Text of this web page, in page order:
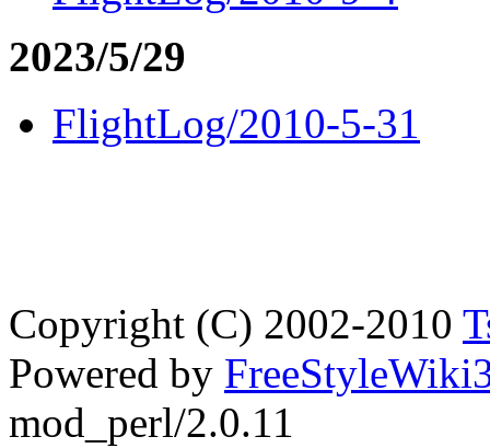
2023/5/29
FlightLog/2010-5-31
Copyright (C) 2002-2010
Powered by
mod_perl/2.0.11